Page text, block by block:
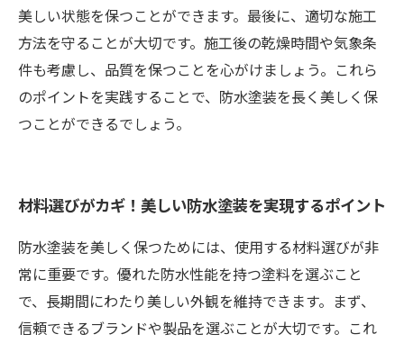
美しい状態を保つことができます。最後に、適切な施工
方法を守ることが大切です。施工後の乾燥時間や気象条
件も考慮し、品質を保つことを心がけましょう。これら
のポイントを実践することで、防水塗装を長く美しく保
つことができるでしょう。
材料選びがカギ！美しい防水塗装を実現するポイント
防水塗装を美しく保つためには、使用する材料選びが非
常に重要です。優れた防水性能を持つ塗料を選ぶこと
で、長期間にわたり美しい外観を維持できます。まず、
信頼できるブランドや製品を選ぶことが大切です。これ